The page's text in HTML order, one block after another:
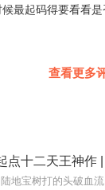
准。
严禁在任何第三方
以下步骤咨询在线客
客服电话：
最起码得要看看
查看更多
点十二天王神作